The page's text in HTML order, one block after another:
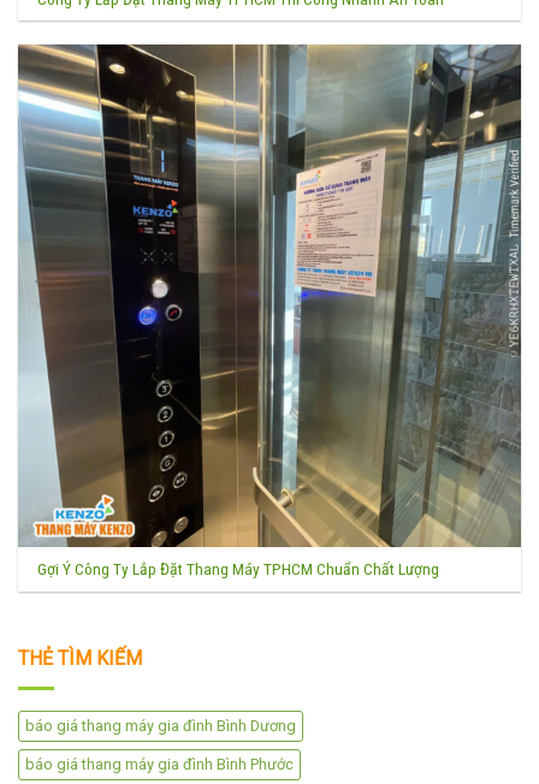
Gợi Ý Công Ty Lắp Đặt Thang Máy TPHCM Chuẩn Chất Lượng
THẺ TÌM KIẾM
báo giá thang máy gia đình Bình Dương
báo giá thang máy gia đình Bình Phước